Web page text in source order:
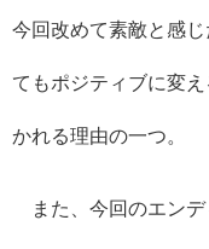
今回改めて素敵と感
てもポジティブに変
かれる理由の一つ。
また、今回のエンデ